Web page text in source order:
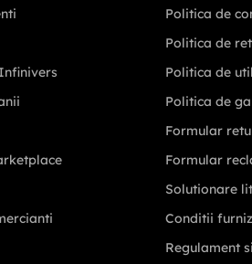
Politica de
Politica de
Politica de
Politica de
Formular
Formular
Solutionare
Conditii
Regulament